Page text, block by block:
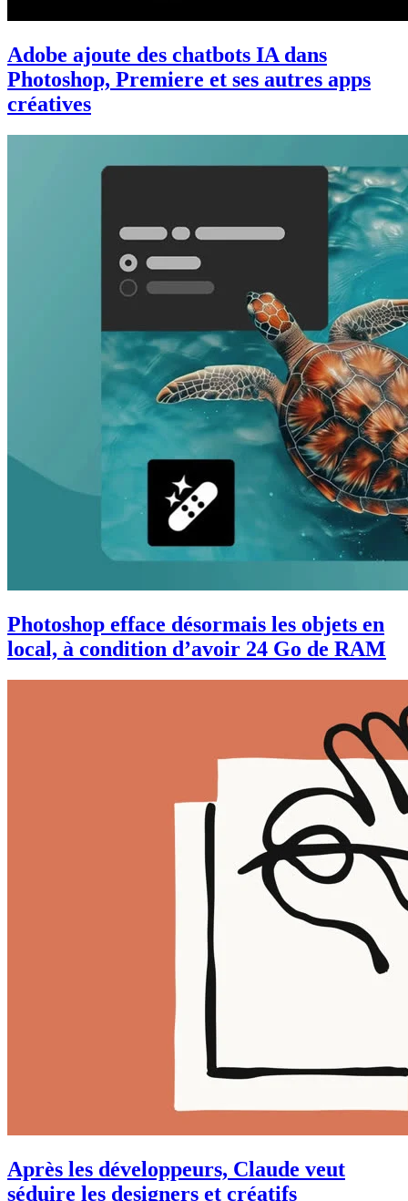
Adobe ajoute des chatbots IA dans
Photoshop, Premiere et ses autres apps
créatives
Photoshop efface désormais les objets en
local, à condition d’avoir 24 Go de RAM
Après les développeurs, Claude veut
séduire les designers et créatifs